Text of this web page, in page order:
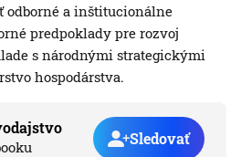
odborné a inštitucionálne
predpoklady pre rozvoj
s národnými strategickými
hospodárstva.
Sledovať